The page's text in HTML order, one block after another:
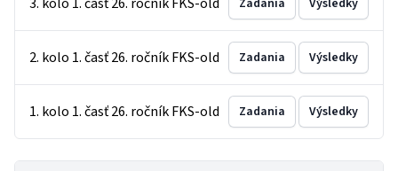
Zadania Výsledky
2. kolo 1. časť 26. ročník FKS-old Zadania Výsledky
1. kolo 1. časť 26. ročník FKS-old Zadania Výsledky